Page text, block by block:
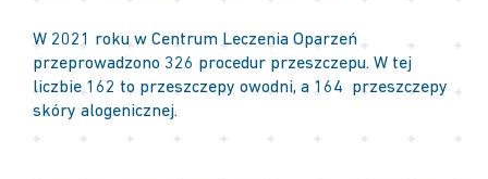
W 2021 roku w Centrum Leczenia Oparzeń
przeprowadzono 326 procedur przeszczepu. W tej
liczbie 162 to przeszczepy owodni, a 164 przeszczepy
skóry alogenicznej.